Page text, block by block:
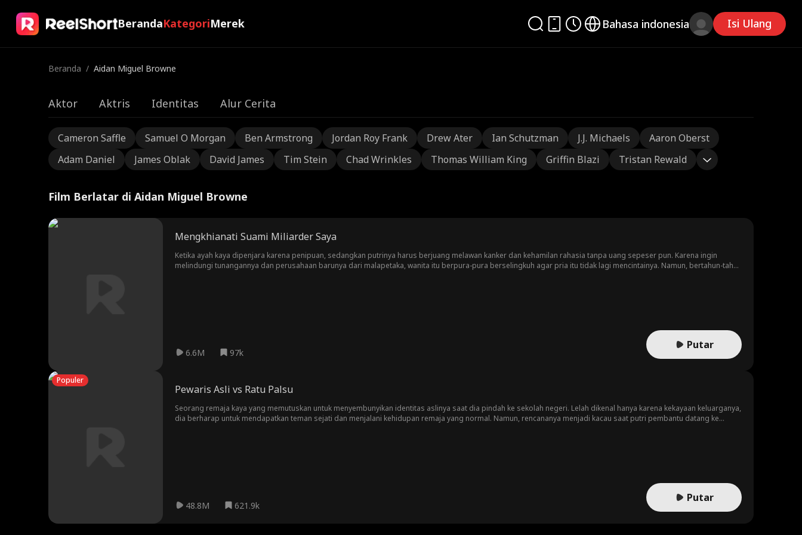
BerandaKategoriMerek Bahasa indonesia Isi Ulang
Beranda / Aidan Miguel Browne
Aktor Aktris Identitas Alur Cerita
Cameron Saffle Samuel O Morgan Ben Armstrong Jordan Roy Frank Drew Ater Ian Schutzman J.J. Michaels
Aaron Oberst
Adam Daniel
James Oblak David James Tim Stein Chad Wrinkles Thomas William King Griffin Blazi Tristan Rewald
Film Berlatar di Aidan Miguel Browne
Mengkhianati Suami Miliarder Saya
Ketika ayah kaya dipenjara karena penipuan, sedangkan putrinya harus berjuang melawan kanker dan kehamilan rahasia tanpa uang sepeser pun. Karena ingin
melindungi tunangannya dan perusahaan barunya dari malapetaka, wanita itu berpura-pura berselingkuh agar pria itu tidak lagi mencintainya. Namun, bertahun-tahun
6.6M 97k
Putar
Populer
Pewaris Asli vs Ratu Palsu
Seorang remaja kaya yang memutuskan untuk menyembunyikan identitas aslinya saat dia pindah ke sekolah negeri. Lelah dikenal hanya karena kekayaan keluarganya,
dia berharap untuk mendapatkan teman sejati dan menjalani kehidupan remaja yang normal. Namun, rencananya menjadi kacau saat putri pembantu datang ke
48.8M 621.9k
Putar